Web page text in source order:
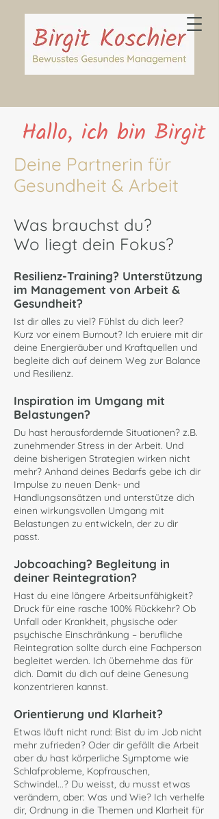
Hallo, ich bin Birgit
Deine Partnerin für
Gesundheit & Arbeit
Was brauchst du?
Wo liegt dein Fokus?
Resilienz-Training? Unterstützung
im Management von Arbeit &
Gesundheit?
Ist dir alles zu viel? Fühlst du dich leer?
Kurz vor einem Burnout? Ich eruiere mit dir
deine Energieräuber und Kraftquellen und
begleite dich auf deinem Weg zur Balance
und Resilienz.
Inspiration im Umgang mit
Belastungen?
Du hast herausfordernde Situationen? z.B.
zunehmender Stress in der Arbeit. Und
deine bisherigen Strategien wirken nicht
mehr? Anhand deines Bedarfs gebe ich dir
Impulse zu neuen Denk- und
Handlungsansätzen und unterstütze dich
einen wirkungsvollen Umgang mit
Belastungen zu entwickeln, der zu dir
passt.
Jobcoaching? Begleitung in
deiner Reintegration?
Hast du eine längere Arbeitsunfähigkeit?
Druck für eine rasche 100% Rückkehr? Ob
Unfall oder Krankheit, physische oder
psychische Einschränkung – berufliche
Reintegration sollte durch eine Fachperson
begleitet werden. Ich übernehme das für
dich. Damit du dich auf deine Genesung
konzentrieren kannst.
Orientierung und Klarheit?
Etwas läuft nicht rund: Bist du im Job nicht
mehr zufrieden? Oder dir gefällt die Arbeit
aber du hast körperliche Symptome wie
Schlafprobleme, Kopfrauschen,
Schwindel...? Du weisst, du musst etwas
verändern, aber: Was und Wie? Ich verhelfe
dir, Ordnung in die Themen und Klarheit für